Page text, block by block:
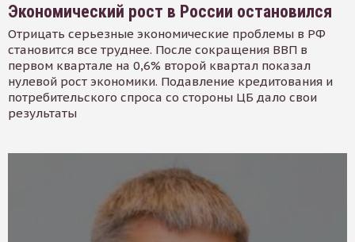
Экономический рост в России остановился
Отрицать серьезные экономические проблемы в РФ
становится все труднее. После сокращения ВВП в
первом квартале на 0,6% второй квартал показал
нулевой рост экономики. Подавление кредитования и
потребительского спроса со стороны ЦБ дало свои
результаты